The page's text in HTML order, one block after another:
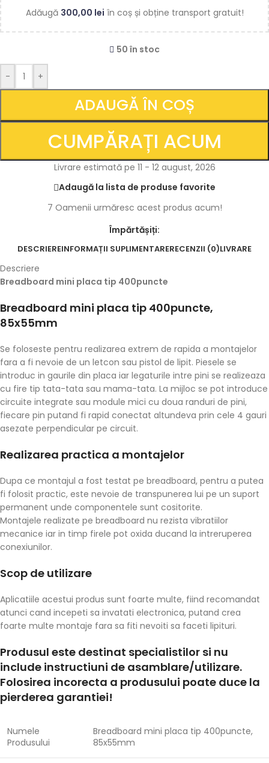
Adăugă 300,00 lei în coș și obține transport gratuit!
50 în stoc
- +
ADAUGĂ ÎN COȘ
CUMPĂRAȚI ACUM
Livrare estimată pe 11 - 12 august, 2026
Adaugă la lista de produse favorite
7 Oamenii urmăresc acest produs acum!
Împărtășiți:
DESCRIEREINFORMAȚII SUPLIMENTARERECENZII (0)LIVRARE
Descriere
Breadboard mini placa tip 400puncte
Breadboard mini placa tip 400puncte,
85x55mm
Se foloseste pentru realizarea extrem de rapida a montajelor
fara a fi nevoie de un letcon sau pistol de lipit. Piesele se
introduc in gaurile din placa iar legaturile intre pini se realizeaza
cu fire tip tata-tata sau mama-tata. La mijloc se pot introduce
circuite integrate sau module mici cu doua randuri de pini,
fiecare pin putand fi rapid conectat altundeva prin cele 4 gauri
asezate perpendicular pe circuit.
Realizarea practica a montajelor
Dupa ce montajul a fost testat pe breadboard, pentru a putea
fi folosit practic, este nevoie de transpunerea lui pe un suport
permanent unde componentele sunt cositorite.
Montajele realizate pe breadboard nu rezista vibratiilor
mecanice iar in timp firele pot oxida ducand la intreruperea
conexiunilor.
Scop de utilizare
Aplicatiile acestui produs sunt foarte multe, fiind recomandat
atunci cand incepeti sa invatati electronica, putand crea
foarte multe montaje fara sa fiti nevoiti sa faceti lipituri.
Produsul este destinat specialistilor si nu
include instructiuni de asamblare/utilizare.
Folosirea incorecta a produsului poate duce la
pierderea garantiei!
Numele
Produsului
Breadboard mini placa tip 400puncte,
85x55mm